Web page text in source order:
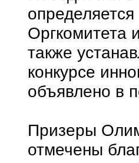
Оргкомитета
также
конкурсе
объявлено в
Призеры
отмечены